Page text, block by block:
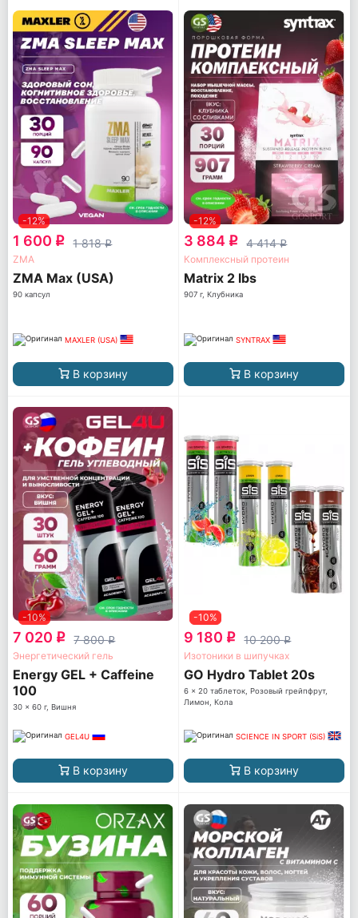
-12%
1 600 q 1 818q
ZMA
ZMA Max (USA)
90 капсул
MAXLER (USA)
В корзину
-12%
3 884 q 4 414q
Комплексный протеин
Matrix 2 lbs
907 г, Клубника
SYNTRAX
В корзину
-10%
7 020 q 7 800q
Энергетический гель
Energy GEL + Caffeine
100
30 x 60 г, Вишня
GEL4U
В корзину
-10%
9 180 q 10 200q
Изотоники в шипучках
GO Hydro Tablet 20s
6 x 20 таблеток, Розовый грейпфрут,
Лимон, Кола
SCIENCE IN SPORT (SiS)
В корзину